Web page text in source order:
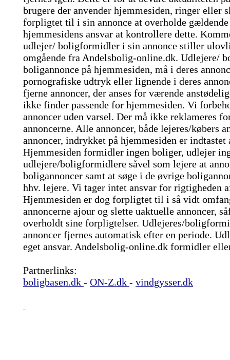
brugere der anvender hjemmesiden, ringer eller
forpligtet til i sin annonce at overholde
hjemmesidens ansvar at kontrollere dette.
udlejer/ boligformidler i sin annonce stiller
omgående fra Andelsbolig-online.dk. Udlejere/
boligannonce på hjemmesiden, må i deres
pornografiske udtryk eller lignende i deres
fjerne annoncer, der anses for værende
ikke finder passende for hjemmesiden. Vi
annoncer uden varsel. Der må ikke reklameres
annoncerne. Alle annoncer, både lejeres/købers
annoncer, indrykket på hjemmesiden er indtastet
Hjemmesiden formidler ingen boliger, udlejer
udlejere/boligformidlere såvel som lejere at
boligannoncer samt at søge i de øvrige
hhv. lejere. Vi tager intet ansvar for rigtigheden
Hjemmesiden er dog forpligtet til i så vidt
annoncerne ajour og slette uaktuelle annoncer,
overholdt sine forpligtelser. Udlejeres/
annoncer fjernes automatisk efter en periode.
eget ansvar. Andelsbolig-online.dk formidler
Partnerlinks:
boligbasen.dk - ON-Z.dk - vindgysser.dk